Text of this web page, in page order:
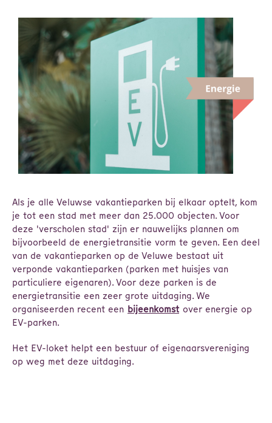
Als je alle Veluwse vakantieparken bij elkaar optelt, kom
je tot een stad met meer dan 25.000 objecten. Voor
deze 'verscholen stad' zijn er nauwelijks plannen om
bijvoorbeeld de energietransitie vorm te geven. Een deel
van de vakantieparken op de Veluwe bestaat uit
verponde vakantieparken (parken met huisjes van
particuliere eigenaren). Voor deze parken is de
energietransitie een zeer grote uitdaging. We
organiseerden recent een bijeenkomst over energie op
EV-parken.
Het EV-loket helpt een bestuur of eigenaarsvereniging
op weg met deze uitdaging.